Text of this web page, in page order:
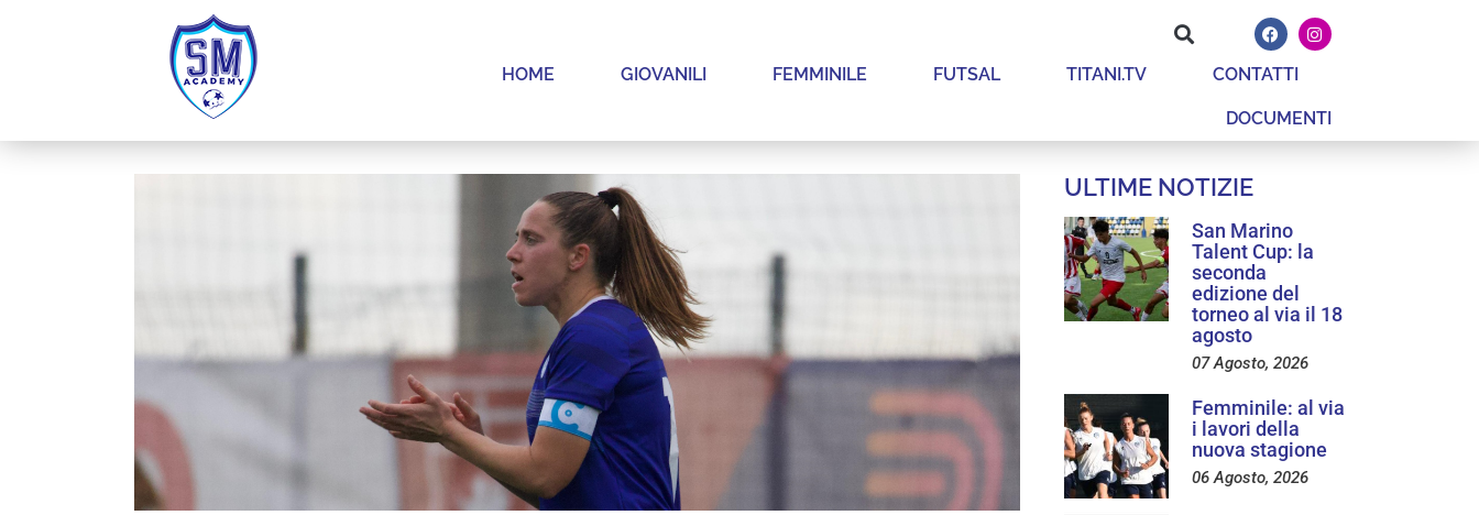
HOME GIOVANILI FEMMINILE FUTSAL TITANI.TV CONTATTI
DOCUMENTI
ULTIME NOTIZIE
San Marino
Talent Cup: la
seconda
edizione del
torneo al via il 18
agosto
07 Agosto, 2026
Femminile: al via
i lavori della
nuova stagione
06 Agosto, 2026